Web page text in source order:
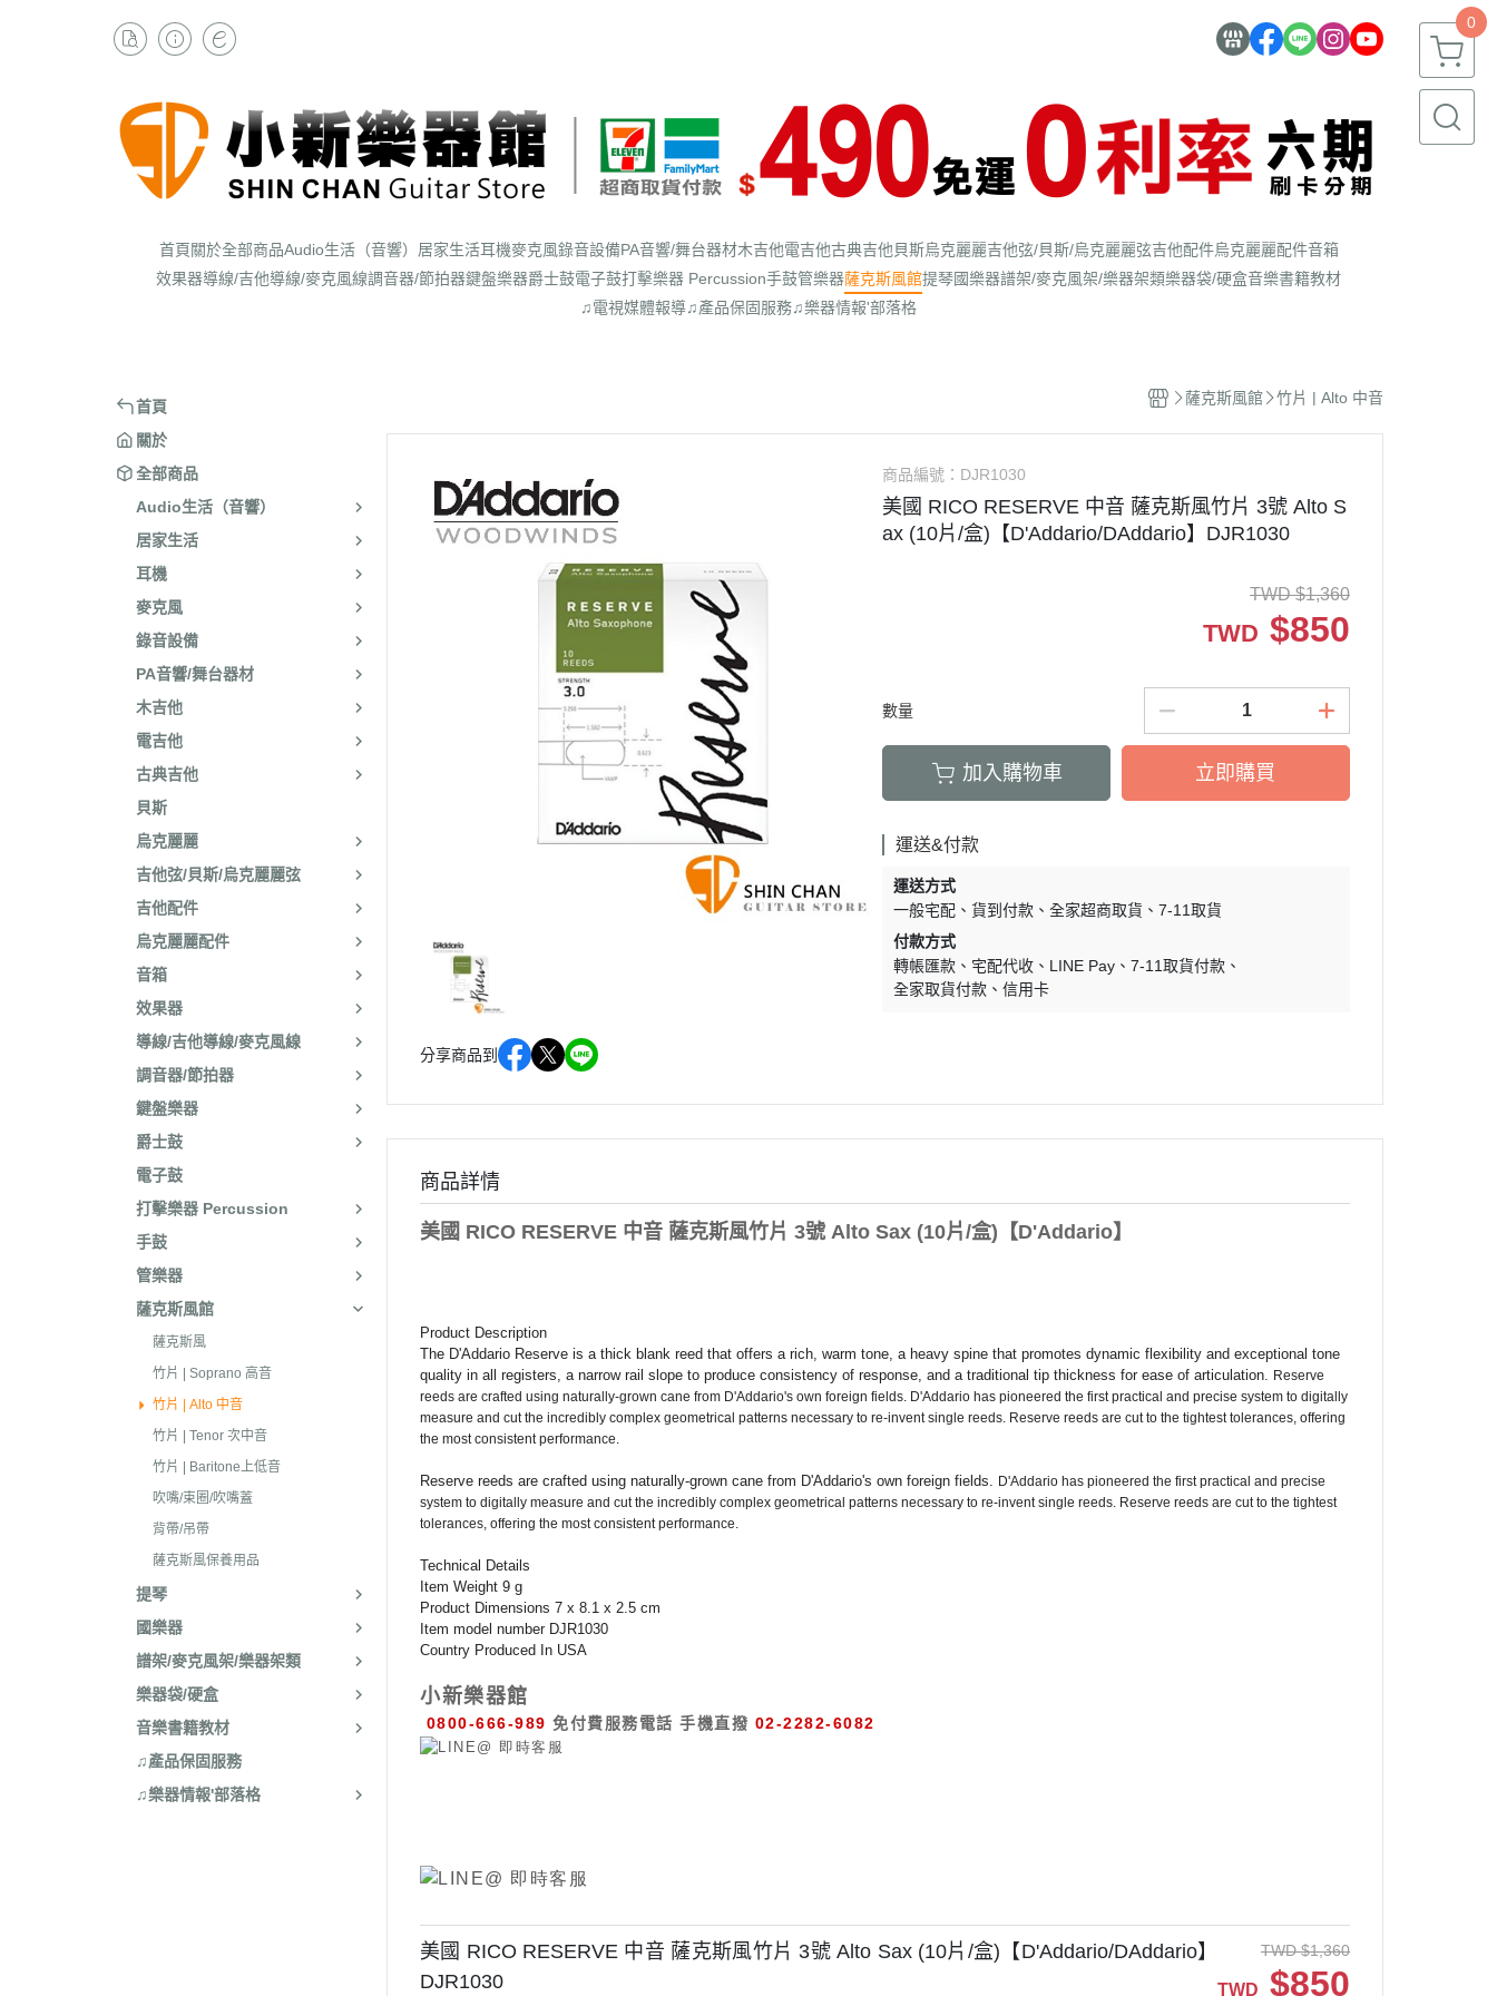
0
首頁關於全部商品Audio生活（音響） 居家生活耳機麥克風錄音設備PA音響/舞台器材木吉他電吉他古典吉他貝斯烏克麗麗吉他弦/貝斯/烏克麗麗弦吉他配件烏克麗麗配件音箱
效果器導線/吉他導線/麥克風線調音器/節拍器鍵盤樂器爵士鼓電子鼓打擊樂器 Percussion手鼓管樂器薩克斯風館提琴國樂器譜架/麥克風架/樂器架類樂器袋/硬盒音樂書籍教材
♫電視媒體報導♫產品保固服務♫樂器情報'部落格
首頁
關於
全部商品
Audio生活（音響）
居家生活
耳機
麥克風
錄音設備
PA音響/舞台器材
木吉他
電吉他
古典吉他
貝斯
烏克麗麗
吉他弦/貝斯/烏克麗麗弦
吉他配件
烏克麗麗配件
音箱
效果器
導線/吉他導線/麥克風線
調音器/節拍器
鍵盤樂器
爵士鼓
電子鼓
打擊樂器 Percussion
手鼓
管樂器
薩克斯風館
薩克斯風
竹片 | Soprano 高音
竹片 | Alto 中音
竹片 | Tenor 次中音
竹片 | Baritone上低音
吹嘴/束圈/吹嘴蓋
背帶/吊帶
薩克斯風保養用品
提琴
國樂器
譜架/麥克風架/樂器架類
樂器袋/硬盒
音樂書籍教材
♫產品保固服務
♫樂器情報'部落格
薩克斯風館 竹片 | Alto 中音
分享商品到
商品編號： DJR1030
美國 RICO RESERVE 中音 薩克斯風竹片 3號 Alto S
ax (10片/盒)【D'Addario/DAddario】DJR1030
TWD $1,360
TWD $850
數量
加入購物車 立即購買
運送&付款
運送方式
一般宅配
貨到付款 全家超商取貨
7-11取貨
付款方式
轉帳匯款
宅配代收 LINE Pay
7-11取貨付款
全家取貨付款
信用卡
商品詳情
美國 RICO RESERVE 中音 薩克斯風竹片 3號 Alto Sax (10片/盒)【D'Addario】
Product Description
The D'Addario Reserve is a thick blank reed that offers a rich, warm tone, a heavy spine that promotes dynamic flexibility and exceptional tone
quality in all registers, a narrow rail slope to produce consistency of response, and a traditional tip thickness for ease of articulation.
Reserve
reeds are crafted using naturally-grown cane from D'Addario's own foreign fields. D'Addario has pioneered the first practical and precise system to digitally
measure and cut the incredibly complex geometrical patterns necessary to re-invent single reeds. Reserve reeds are cut to the tightest tolerances, offering
the most consistent performance.
Reserve reeds are crafted using naturally-grown cane from D'Addario's own foreign fields.
D'Addario has pioneered the first practical and precise
system to digitally measure and cut the incredibly complex geometrical patterns necessary to re-invent single reeds. Reserve reeds are cut to the tightest
tolerances, offering the most consistent performance.
Technical Details
Item Weight 9 g
Product Dimensions 7 x 8.1 x 2.5 cm
Item model number DJR1030
Country Produced In USA
小新樂器館
0800-666-989 免付費服務電話 手機直撥 02-2282-6082
美國 RICO RESERVE 中音 薩克斯風竹片 3號 Alto Sax (10片/盒)【D'Addario/DAddario】
DJR1030
TWD $1,360
TWD $850